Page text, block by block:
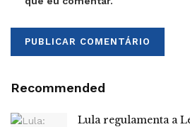
Recommended
Lula regulamenta a